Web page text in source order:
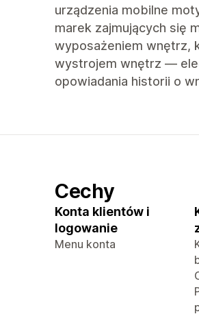
urządzenia mobilne
marek zajmujących się
wyposażeniem wnętrz,
wystrojem wnętrz —
opowiadania historii o
Cechy
Konta klientów i
logowanie
Menu konta